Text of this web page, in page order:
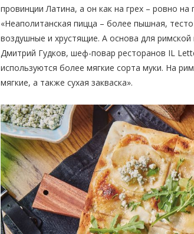
провинции Латина, а он как на грех – ровно
«Неаполитанская пицца – более пышная,
воздушные и хрустящие. А основа для
Дмитрий Гудков, шеф-повар ресторанов IL
используются более мягкие сорта муки. На
мягкие, а также сухая закваска».